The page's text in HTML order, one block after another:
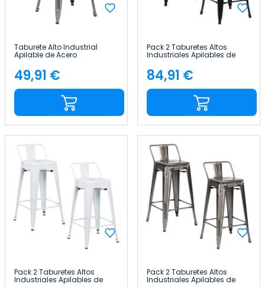
Taburete Alto Industrial
Apilable de Acero
41x41x85cm Thinia Home
Precio
49,91 €
Pack 2 Taburetes Altos
Industriales Apilables de
Acero 41x41x85cm Thinia
Home
Precio
84,91 €
Pack 2 Taburetes Altos
Industriales Apilables de
Pack 2 Taburetes Altos
Industriales Apilables de